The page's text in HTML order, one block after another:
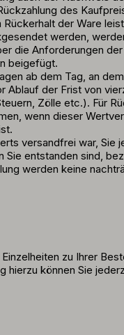
des
der Ware
werden,
die Anforderungen
beigefügt.
ab dem Tag, an
Ablauf der Frist von
Zölle etc.). Für
wenn dieser
versandfrei war,
entstanden sind,
werden keine
zu Ihrer
können Sie